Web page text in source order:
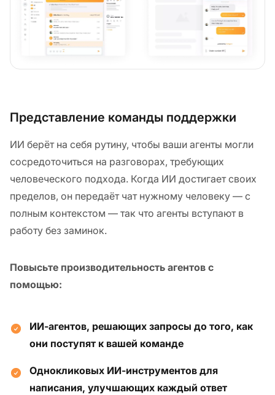
Представление команды поддержки
ИИ берёт на себя рутину, чтобы ваши агенты могли
сосредоточиться на разговорах, требующих
человеческого подхода. Когда ИИ достигает своих
пределов, он передаёт чат нужному человеку — с
полным контекстом — так что агенты вступают в
работу без заминок.
Повысьте производительность агентов с
помощью:
ИИ-агентов, решающих запросы до того, как
они поступят к вашей команде
Однокликовых ИИ-инструментов для
написания, улучшающих каждый ответ